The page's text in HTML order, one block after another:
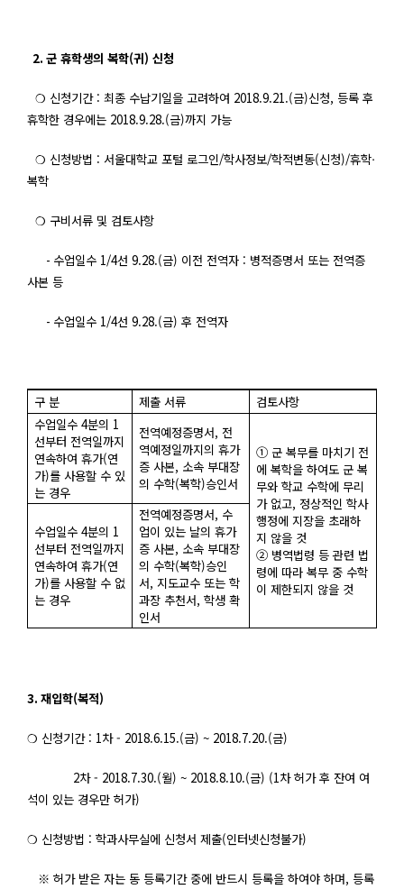
2. 군 휴학생의 복학(귀) 신청
❍ 신청기간 : 최종 수납기일을 고려하여 2018.9.21.(금)신청, 등록 후
휴학한 경우에는 2018.9.28.(금)까지 가능
❍ 신청방법 : 서울대학교 포털 로그인/학사정보/학적변동(신청)/휴학‧
복학
❍ 구비서류 및 검토사항
- 수업일수 1/4선 9.28.(금) 이전 전역자 : 병적증명서 또는 전역증
사본 등
- 수업일수 1/4선 9.28.(금) 후 전역자
구 분 제출 서류
검토사항
수업일수 4분의 1
선부터 전역일까지
연속하여 휴가(연
가)를 사용할 수 있
는 경우
전역예정증명서, 전
역예정일까지의 휴가
증 사본, 소속 부대장
의 수학(복학)승인서
① 군 복무를 마치기 전
에 복학을 하여도 군 복
무와 학교 수학에 무리
가 없고, 정상적인 학사
행정에 지장을 초래하
지 않을 것
② 병역법령 등 관련 법
령에 따라 복무 중 수학
이 제한되지 않을 것
수업일수 4분의 1
선부터 전역일까지
연속하여 휴가(연
가)를 사용할 수 없
는 경우
전역예정증명서, 수
업이 있는 날의 휴가
증 사본, 소속 부대장
의 수학(복학)승인
서, 지도교수 또는 학
과장 추천서, 학생 확
인서
3. 재입학(복적)
❍ 신청기간 : 1차- 2018.6.15.(금) ~ 2018.7.20.(금)
2차 - 2018.7.30.(월) ~ 2018.8.10.(금) (1차 허가 후 잔여 여
석이 있는 경우만 허가)
❍ 신청방법 : 학과사무실에 신청서 제출(인터넷신청불가)
※ 허가 받은 자는 동 등록기간 중에 반드시 등록을 하여야 하며, 등록